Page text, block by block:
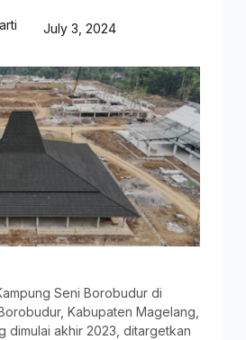
July 3, 2024
Seni Borobudur di
Kabupaten Magelang,
dimulai akhir 2023, ditargetkan